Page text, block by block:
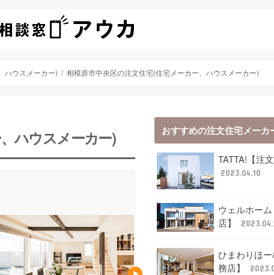
ハウスメーカー) 相模原市中央区の注文住宅(住宅メーカー、ハウスメーカー)
ハウスメーカー) おすすめの注文住宅メーカ
TATTA!【注
2023.04.10
ウェルホー
店】
ひまわりほ
務店】